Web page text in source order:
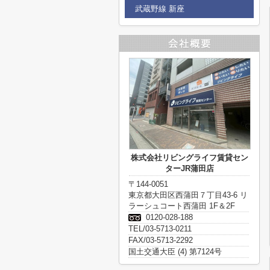
武蔵野線 新座
株式会社リビングライフ賃貸セン
ターJR蒲田店
〒144-0051
東京都大田区西蒲田７丁目43-6 リ
ラーシュコート西蒲田 1F＆2F
0120-028-188
TEL/03-5713-0211
FAX/03-5713-2292
国土交通大臣 (4) 第7124号